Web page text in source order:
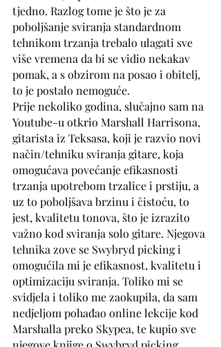
tjedno. Razlog tome je što je za
poboljšanje sviranja standardnom
tehnikom trzanja trebalo ulagati sve
više vremena da bi se vidio nekakav
pomak, a s obzirom na posao i obitelj,
to je postalo nemoguće.
Prije nekoliko godina, slučajno sam na
Youtube-u otkrio Marshall Harrisona,
gitarista iz Teksasa, koji je razvio novi
način/tehniku sviranja gitare, koja
omogućava povećanje efikasnosti
trzanja upotrebom trzalice i prstiju, a
uz to poboljšava brzinu i čistoću, to
jest, kvalitetu tonova, što je izrazito
važno kod sviranja solo gitare. Njegova
tehnika zove se Swybryd picking i
omogućila mi je efikasnost, kvalitetu i
optimizaciju sviranja. Toliko mi se
svidjela i toliko me zaokupila, da sam
nedjeljom pohađao online lekcije kod
Marshalla preko Skypea, te kupio sve